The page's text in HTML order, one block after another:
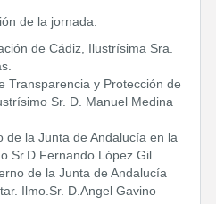
de la jornada:
de Cádiz, Ilustrísima Sra.
Transparencia y Protección de
Sr. D. Manuel Medina
de la Junta de Andalucía en la
López Gil.
de la Junta de Andalucía
Ilmo.Sr. D.Angel Gavino